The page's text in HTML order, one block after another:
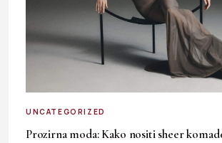
UNCATEGORIZED
Prozirna moda: Kako nositi sheer